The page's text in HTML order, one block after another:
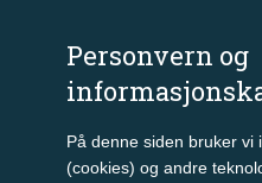
Personvern og
På denne siden bruker vi
(cookies) og andre